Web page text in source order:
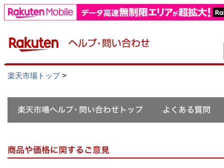
楽天市場トップ>